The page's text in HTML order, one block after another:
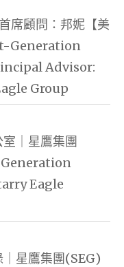
席顧問：邦妮【美
Generation
Advisor:
Group
｜星鷹集團
Generation
Eagle
星鷹集團(SEG)